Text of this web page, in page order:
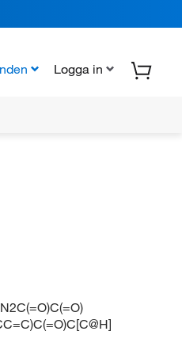
Logga in